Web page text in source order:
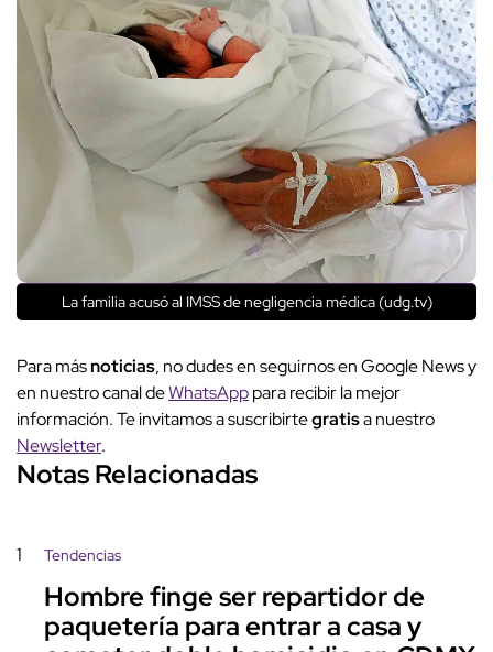
La familia acusó al IMSS de negligencia médica (udg.tv)
Para másnoticias, no dudes en seguirnos en Google News y
en nuestro canal deWhatsApppara recibir la mejor
información. Te invitamos a suscribirtegratisa nuestro
Newsletter.
Notas Relacionadas
1 Tendencias
Hombre finge ser repartidor de
paquetería para entrar a casa y